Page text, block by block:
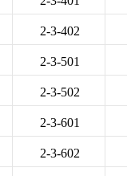
2-3-402
2-3-501
2-3-502
2-3-601
2-3-602